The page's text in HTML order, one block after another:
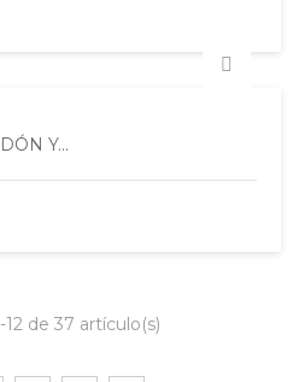
Y...
de 37 artículo(s)